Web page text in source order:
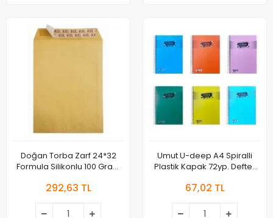
Doğan Torba Zarf 24*32
Formula Silikonlu 100 Gram
292,63 TL
Umut U-deep A4 Spiralli
Plastik Kapak 72yp. Defter
67,02 TL